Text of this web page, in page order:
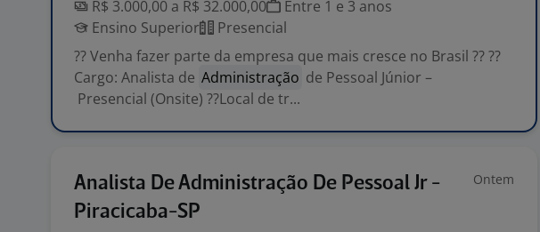
R$ 3.000,00 a R$ 32.000,00
Entre 1 e 3 anos
Ensino Superior
Presencial
?? Venha fazer parte da empresa que mais cresce no Brasil ?? ??
Cargo: Analista de Administração de Pessoal Júnior –
Presencial (Onsite) ??Local de tr...
Analista De Administração De Pessoal Jr -
Piracicaba-SP
Ontem